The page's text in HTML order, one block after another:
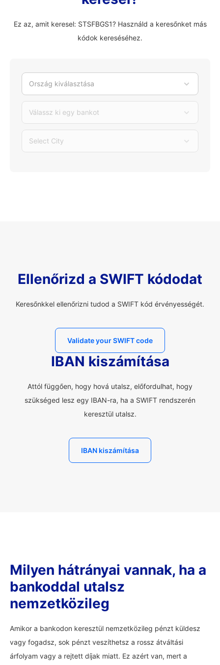
Ez az, amit keresel: STSFBGS1? Használd a keresőnket más
kódok kereséséhez.
Ország kiválasztása
Válassz ki egy bankot
Select City
Ellenőrizd a SWIFT kódodat
Keresőnkkel ellenőrizni tudod a SWIFT kód érvényességét.
Validate your SWIFT code
IBAN kiszámítása
Attól függően, hogy hová utalsz, előfordulhat, hogy
szükséged lesz egy IBAN-ra, ha a SWIFT rendszerén
keresztül utalsz.
IBAN kiszámítása
Milyen hátrányai vannak, ha a
bankoddal utalsz
nemzetközileg
Amikor a bankodon keresztül nemzetközileg pénzt küldesz
vagy fogadsz, sok pénzt veszíthetsz a rossz átváltási
árfolyam vagy a rejtett díjak miatt. Ez azért van, mert a